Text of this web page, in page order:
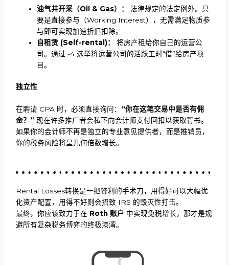
油气井开采（Oil & Gas）：
法律规定的法定例外。只
要是直接参与（Working Interest），无需满足物质参
与即可实现加速折旧扣除。
自租赁 (Self-rental)：
将房产租给你自己的运营公
司。通过 -4 选举将运营公司的活跃工时“借”给房产项
目。
独立性
在聘请 CPA 时，必须直接询问： “你在这笔交易中是否有佣
金？” 现在许多推广者会私下向会计师支付回扣以获取背书。
如果你的会计师不再是独立的专业意见提供者，而是推销员，
你的税务风险将呈几何倍数增长。
Rental Losses转换是一把锋利的手术刀，用得好可以大幅优
化资产配置，用得不好则会招致 IRS 的毁灭性打击。
最终，你应该致力于在 Roth 账户 中实现免税增长，那才是规
避所有复杂税务博弈的终极港湾。